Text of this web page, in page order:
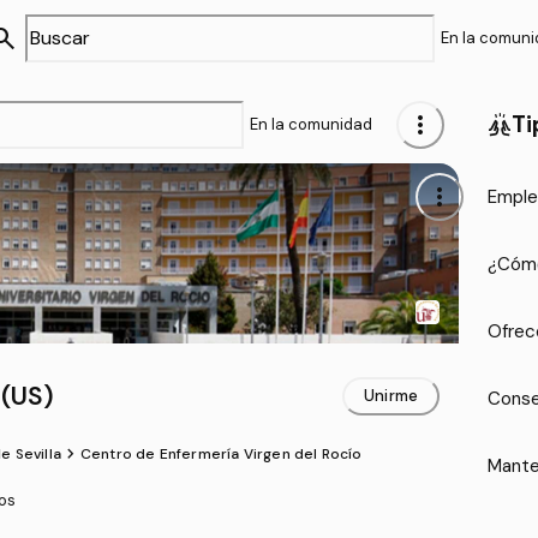
En la comunidad more_vert
more_vert
Unirme
Sevillachevron_forward Centro de Enfermería Virgen del Rocío
cheer
En la